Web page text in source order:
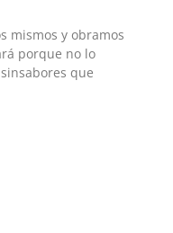
mismos y obramos
porque no lo
que